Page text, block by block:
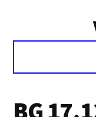
Voice
Vivekananda